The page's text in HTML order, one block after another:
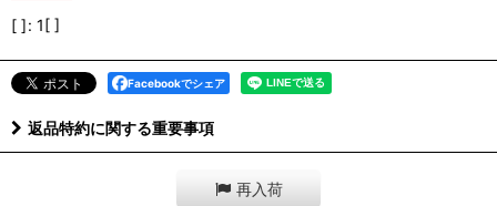
[ ]: 1[ ]
Facebookでシェア
返品特約に関する重要事項
再入荷